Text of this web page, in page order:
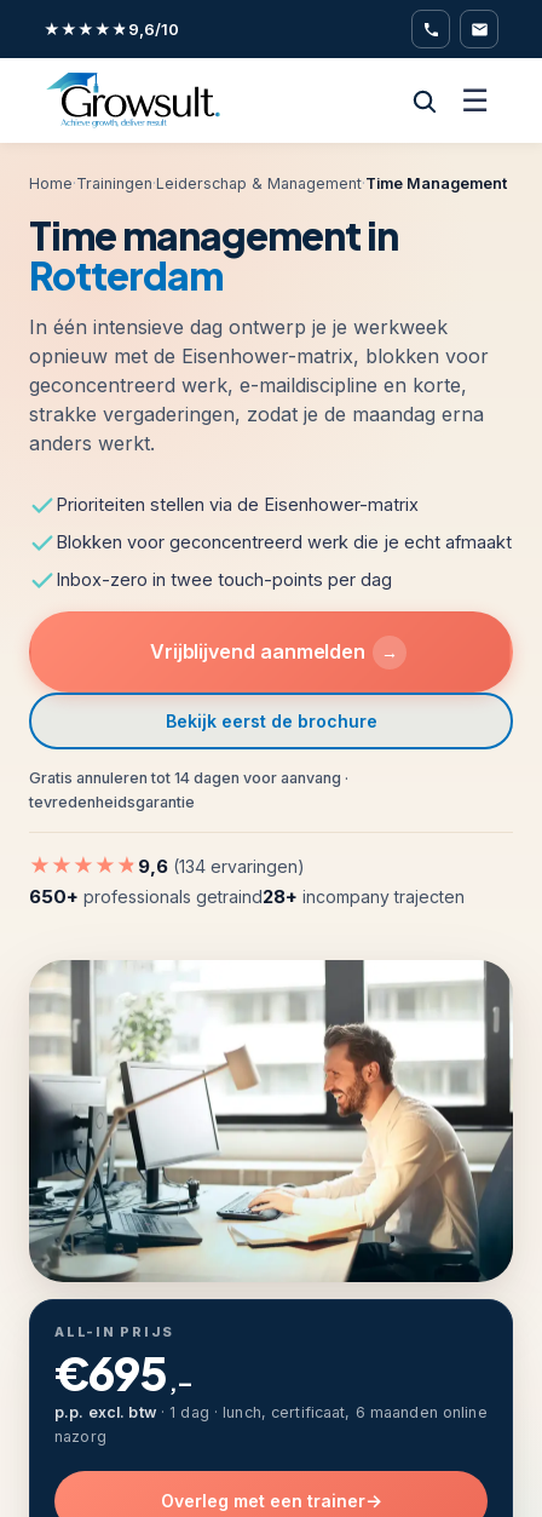
★★★★★9,6/10
☰
Home·Trainingen·Leiderschap & Management·Time Management
Time management in
Rotterdam
In één intensieve dag ontwerp je je werkweek
opnieuw met de Eisenhower-matrix, blokken voor
geconcentreerd werk, e-maildiscipline en korte,
strakke vergaderingen, zodat je de maandag erna
anders werkt.
Prioriteiten stellen via de Eisenhower-matrix
Blokken voor geconcentreerd werk die je echt afmaakt
Inbox-zero in twee touch-points per dag
Vrijblijvend aanmelden →
Bekijk eerst de brochure
Gratis annuleren tot 14 dagen voor aanvang ·
tevredenheidsgarantie
★★★★★ 9,6 (134 ervaringen)
650+ professionals getraind28+ incompany trajecten
ALL-IN PRIJS
€695 ,–
p.p. excl. btw· 1 dag · lunch, certificaat, 6 maanden online
nazorg
Overleg met een trainer